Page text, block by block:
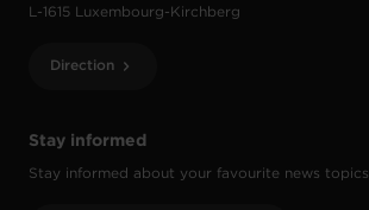
Stay informed
Stay informed about your favourite news topics.
L-1615 Luxembourg-Kirchberg
Direction